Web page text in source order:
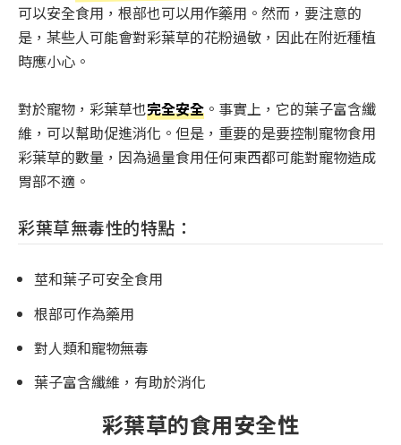
可以安全食用，根部也可以用作藥用。然而，要注意的
是，某些人可能會對彩葉草的花粉過敏，因此在附近種植
時應小心。
對於寵物，彩葉草也完全安全 。事實上，它的葉子富含纖
維，可以幫助促進消化。但是，重要的是要控制寵物食用
彩葉草的數量，因為過量食用任何東西都可能對寵物造成
胃部不適。
彩葉草無毒性的特點：
莖和葉子可安全食用
根部可作為藥用
對人類和寵物無毒
葉子富含纖維，有助於消化
彩葉草的食用安全性